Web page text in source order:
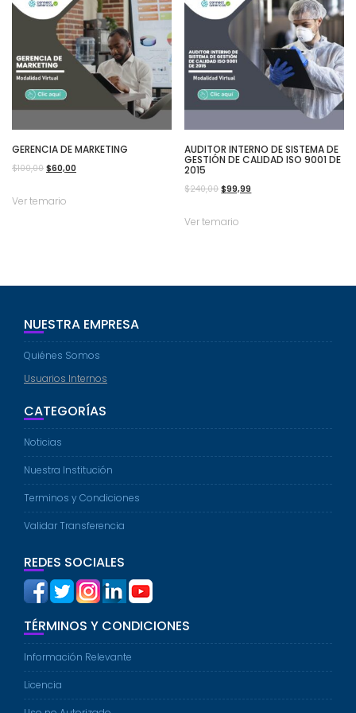
GERENCIA DE MARKETING
$100,00 El
original
$60,00
Ver temario
AUDITOR INTERNO DE SISTEMA DE
GESTIÓN DE CALIDAD ISO 9001 DE
2015
$240,00 El
original
$99,99
Ver temario
NUESTRA EMPRESA
Quiénes Somos
Usuarios Internos
CATEGORÍAS
Noticias
Nuestra Institución
Terminos y Condiciones
Validar Transferencia
REDES SOCIALES
TÉRMINOS Y CONDICIONES
Información Relevante
Licencia